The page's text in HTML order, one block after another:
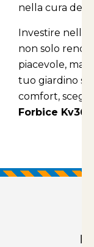
nella cura del
Investire nella
non solo rende
piacevole, ma
tuo giardino
comfort, scegli
Forbice Kv360